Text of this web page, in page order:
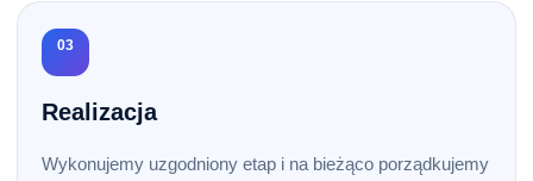
03
Realizacja
Wykonujemy uzgodniony etap i na bieżąco porządkujemy